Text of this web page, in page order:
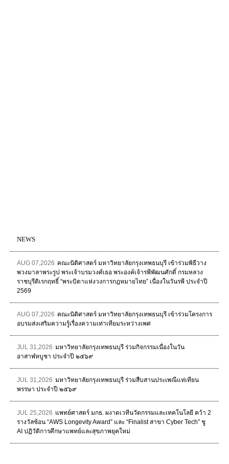
NEWS
AUG 07,2026 คณะนิติศาสตร์ มหาวิทยาลัยกรุงเทพธนบุรี เข้าร่วมพิธีวาง
พวงมาลาพระรูป พระเจ้าบรมวงศ์เธอ พระองค์เจ้ารพีพัฒนศักดิ์ กรมหลวง
ราชบุรีดิเรกฤทธิ์ “พระบิดาแห่งวงการกฎหมายไทย” เนื่องในวันรพี ประจำปี
2569
AUG 07,2026 คณะนิติศาสตร์ มหาวิทยาลัยกรุงเทพธนบุรี เข้าร่วมโครงการ
อบรมส่งเสริมความรู้เรื่องความเท่าเทียมระหว่างเพศ
JUL 31,2026 มหาวิทยาลัยกรุงเทพธนบุรี ร่วมกิจกรรมเนื่องในวัน
อาสาฬหบูชา ประจำปี ๒๕๖๙
JUL 31,2026 มหาวิทยาลัยกรุงเทพธนบุรี ร่วมสืบสานประเพณีแห่เทียน
พรรษา ประจำปี ๒๕๖๙
JUL 25,2026 แพทย์ศาสตร์ มกธ. ผงาดเวทีนวัตกรรมและเทคโนโลยี คว้า 2
รางวัลซ้อน “AWS Longevity Award” และ “Finalist สาขา Cyber Tech” ชู
AI ปฏิวัติการศึกษาแพทย์และสุขภาพยุคใหม่